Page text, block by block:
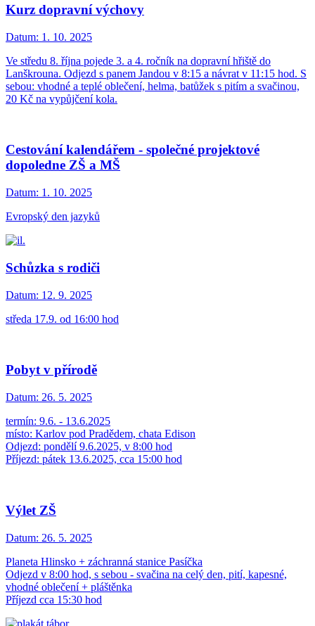
Kurz dopravní výchovy
Datum: 1. 10. 2025
Ve středu 8. října pojede 3. a 4. ročník na dopravní hřiště do
Lanškrouna. Odjezd s panem Jandou v 8:15 a návrat v 11:15 hod. S
sebou: vhodné a teplé oblečení, helma, batůžek s pitím a svačinou,
20 Kč na vypůjčení kola.
Cestování kalendářem - společné projektové
dopoledne ZŠ a MŠ
Datum: 1. 10. 2025
Evropský den jazyků
Schůzka s rodiči
Datum: 12. 9. 2025
středa 17.9. od 16:00 hod
Pobyt v přírodě
Datum: 26. 5. 2025
termín: 9.6. - 13.6.2025
místo: Karlov pod Pradědem, chata Edison
Odjezd: pondělí 9.6.2025, v 8:00 hod
Příjezd: pátek 13.6.2025, cca 15:00 hod
Výlet ZŠ
Datum: 26. 5. 2025
Planeta Hlinsko + záchranná stanice Pasíčka
Odjezd v 8:00 hod, s sebou - svačina na celý den, pití, kapesné,
vhodné oblečení + pláštěnka
Příjezd cca 15:30 hod